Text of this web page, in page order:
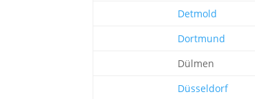
Detmold
Dortmund
Dülmen
Düsseldorf